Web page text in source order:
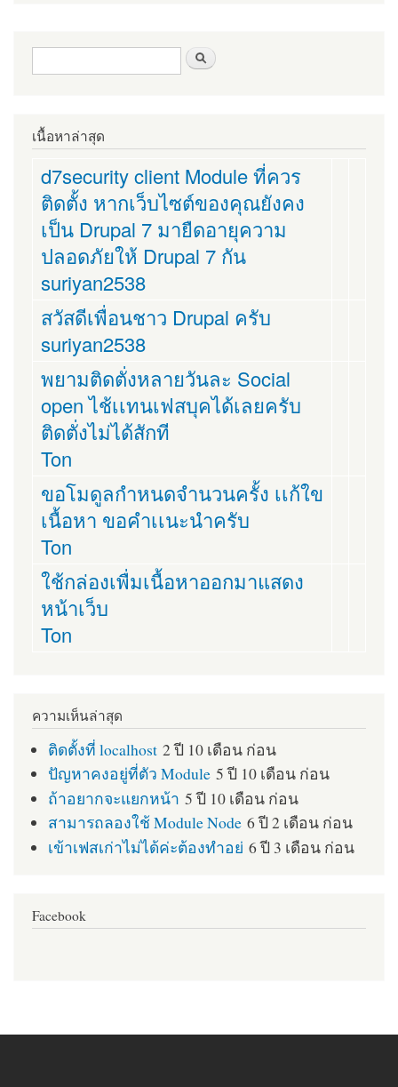
ฟอร์มค้นหา
เนื้อหาล่าสุด
d7security client Module ที่ควร
ติดตั้ง หากเว็บไซต์ของคุณยังคง
เป็น Drupal 7 มายืดอายุความ
ปลอดภัยให้ Drupal 7 กัน
suriyan2538
สวัสดีเพื่อนชาว Drupal ครับ
suriyan2538
พยามติดตั่งหลายวันละ Social
open ไช้เเทนเฟสบุคได้เลยครับ
ติดตั่งไม่ได้สักที
Ton
ขอโมดูลกำหนดจำนวนครั้ง เเก้ใข
เนื้อหา ขอคำเเนะนำครับ
Ton
ใช้กล่องเพื่มเนื้อหาออกมาแสดง
หน้าเว็บ
Ton
ความเห็นล่าสุด
ติดตั้งที่ localhost 2 ปี 10 เดือน ก่อน
ปัญหาคงอยู่ที่ตัว Module 5 ปี 10 เดือน ก่อน
ถ้าอยากจะแยกหน้า 5 ปี 10 เดือน ก่อน
สามารถลองใช้ Module Node 6 ปี 2 เดือน ก่อน
เข้าเฟสเก่าไม่ได้ค่ะต้องทำอย่ 6 ปี 3 เดือน ก่อน
Facebook